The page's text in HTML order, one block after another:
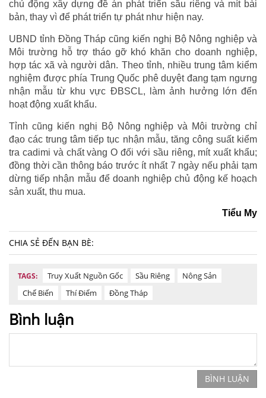
chủ động xây dựng đề án phát triển sầu riêng và mít bài
bản, thay vì để phát triển tự phát như hiện nay.
UBND tỉnh Đồng Tháp cũng kiến nghị Bộ Nông nghiệp và
Môi trường hỗ trợ tháo gỡ khó khăn cho doanh nghiệp,
hợp tác xã và người dân. Theo tỉnh, nhiều trung tâm kiểm
nghiệm được phía Trung Quốc phê duyệt đang tạm ngưng
nhận mẫu từ khu vực ĐBSCL, làm ảnh hưởng lớn đến
hoạt động xuất khẩu.
Tỉnh cũng kiến nghị Bộ Nông nghiệp và Môi trường chỉ
đạo các trung tâm tiếp tục nhận mẫu, tăng công suất kiểm
tra cadimi và chất vàng O đối với sầu riêng, mít xuất khẩu;
đồng thời cần thông báo trước ít nhất 7 ngày nếu phải tạm
dừng tiếp nhận mẫu để doanh nghiệp chủ động kế hoạch
sản xuất, thu mua.
Tiểu My
CHIA SẺ ĐẾN BẠN BÈ:
TAGS: Truy Xuất Nguồn Gốc Sầu Riêng
Nông Sản
Chế Biến
Thí Điểm Đồng Tháp
Bình luận
BÌNH LUẬN